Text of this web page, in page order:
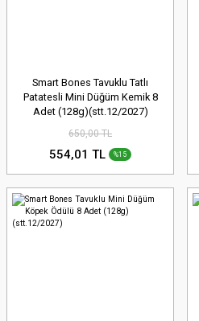
Smart Bones Tavuklu Tatlı
Patatesli Mini Düğüm Kemik 8
Adet (128g)(stt.12/2027)
650,00 TL
554,01 TL %15